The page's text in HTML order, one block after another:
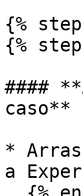
{%
{%
####
caso**
*
a